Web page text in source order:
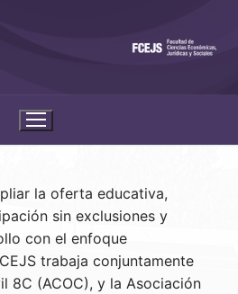
la oferta educativa,
sin exclusiones y
con el enfoque
trabaja conjuntamente
8C (ACOC), y la Asociación